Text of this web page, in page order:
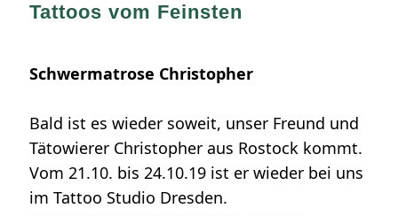
Tattoos vom Feinsten
Schwermatrose Christopher
Bald ist es wieder soweit, unser Freund und
Tätowierer Christopher aus Rostock kommt.
Vom 21.10. bis 24.10.19 ist er wieder bei uns
im Tattoo Studio Dresden.